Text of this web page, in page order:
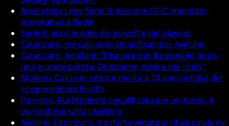
Assemblea Lega Serie B: elezione FIGC, mandato
esplorativo a Bedin
Serie B, ecco le date dei playoff e dei playout
Catanzaro, tre calciatori squalificati per Avellino
Catanzaro, Aquilani: "Dispiace per il pareggio dopo
una grande partita. Dobbiamo essere più cinici"
Modena Calcio in lutto: è morta a 10 anni la figlia del
vicepresidente Rivetti
Palermo, Rui Modesto squalificato per un turno: il
portoghese salta l'Avellino
Avellino-Catanzaro, trasferta vietata ai tifosi calabresi